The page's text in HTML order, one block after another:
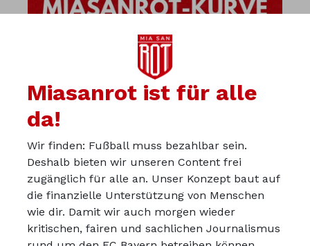
Über uns
Miasanrot ist für alle
da!
Wir finden: Fußball muss bezahlbar sein.
Deshalb bieten wir unseren Content frei
zugänglich für alle an. Unser Konzept baut auf
die finanzielle Unterstützung von Menschen
wie dir. Damit wir auch morgen wieder
kritischen, fairen und sachlichen Journalismus